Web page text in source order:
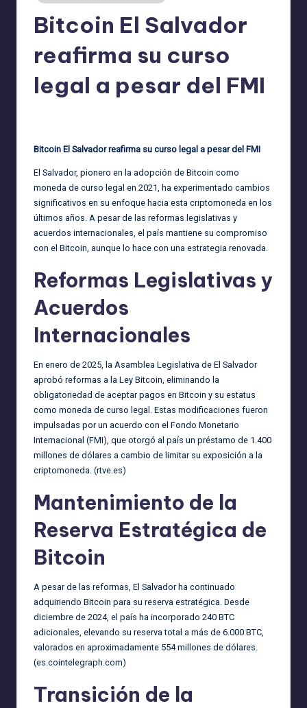
Bitcoin El Salvador
reafirma su curso
legal a pesar del FMI
Bitcoin El Salvador reafirma su curso legal a pesar del FMI
El Salvador, pionero en la adopción de Bitcoin como
moneda de curso legal en 2021, ha experimentado cambios
significativos en su enfoque hacia esta criptomoneda en los
últimos años. A pesar de las reformas legislativas y
acuerdos internacionales, el país mantiene su compromiso
con el Bitcoin, aunque lo hace con una estrategia renovada.
Reformas Legislativas y
Acuerdos
Internacionales
En enero de 2025, la Asamblea Legislativa de El Salvador
aprobó reformas a la Ley Bitcoin, eliminando la
obligatoriedad de aceptar pagos en Bitcoin y su estatus
como moneda de curso legal. Estas modificaciones fueron
impulsadas por un acuerdo con el Fondo Monetario
Internacional (FMI), que otorgó al país un préstamo de 1.400
millones de dólares a cambio de limitar su exposición a la
criptomoneda. (rtve.es)
Mantenimiento de la
Reserva Estratégica de
Bitcoin
A pesar de las reformas, El Salvador ha continuado
adquiriendo Bitcoin para su reserva estratégica. Desde
diciembre de 2024, el país ha incorporado 240 BTC
adicionales, elevando su reserva total a más de 6.000 BTC,
valorados en aproximadamente 554 millones de dólares.
(es.cointelegraph.com)
Transición de la